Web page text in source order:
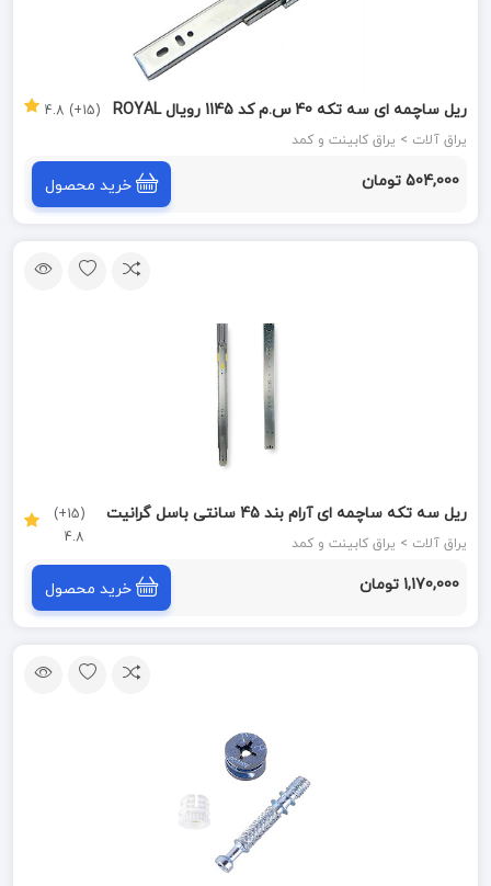
ریل ساچمه ای سه تکه 40 س.م کد 1145 رویال ROYAL
یراق آلات > یراق کابینت و کمد
(15+) 4.8
504,000 تومان خرید محصول
ریل سه تکه ساچمه ای آرام بند 45 سانتی باسل گرانیت
BASSEL GRANIT
یراق آلات > یراق کابینت و کمد
(15+)
4.8
1,170,000 تومان خرید محصول